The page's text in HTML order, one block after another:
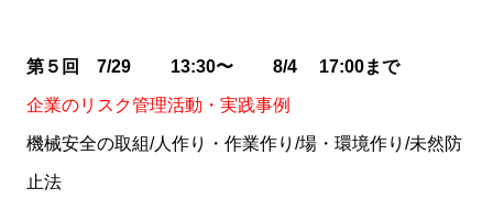
第５回 7/29 13:30〜 8/4 17:00まで
企業のリスク管理活動・実践事例
機械安全の取組/人作り・作業作り/場・環境作り/未然防
止法